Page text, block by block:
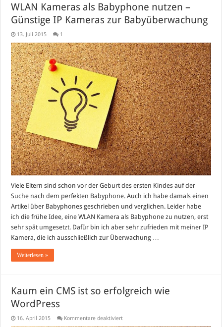
WLAN Kameras als Babyphone nutzen –
Günstige IP Kameras zur Babyüberwachung
13. Juli 2015 1
Viele Eltern sind schon vor der Geburt des ersten Kindes auf der
Suche nach dem perfekten Babyphone. Auch ich habe damals einen
Artikel über Babyphones geschrieben und verglichen. Leider habe
ich die frühe Idee, eine WLAN Kamera als Babyphone zu nutzen, erst
sehr spät umgesetzt. Dafür bin ich aber sehr zufrieden mit meiner IP
Kamera, die ich ausschließlich zur Überwachung …
Weiterlesen »
Kaum ein CMS ist so erfolgreich wie
WordPress
16. April 2015 Kommentare deaktiviertfür